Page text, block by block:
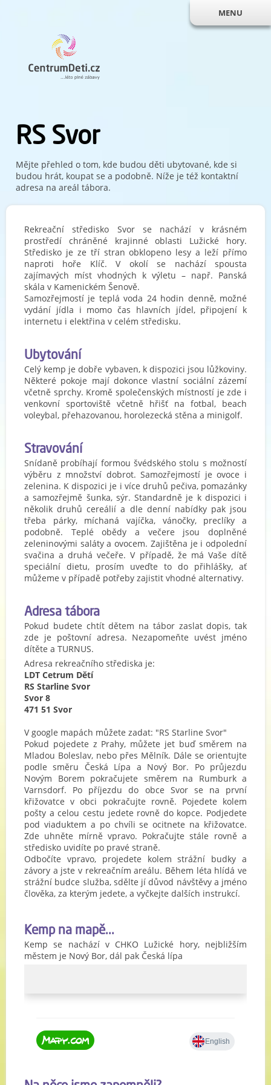
MENU
RS Svor
Mějte přehled o tom, kde budou děti ubytované, kde si
budou hrát, koupat se a podobně. Níže je též kontaktní
adresa na areál tábora.
Rekreační středisko Svor se nachází v krásném
prostředí chráněné krajinné oblasti Lužické hory.
Středisko je ze tří stran obklopeno lesy a leží přímo
naproti hoře Klíč. V okolí se nachází spousta
zajímavých míst vhodných k výletu – např. Panská
skála v Kamenickém Šenově.
Samozřejmostí je teplá voda 24 hodin denně, možné
vydání jídla i momo čas hlavních jídel, připojení k
internetu i elektřina v celém středisku.
Ubytování
Celý kemp je dobře vybaven, k dispozici jsou lůžkoviny.
Některé pokoje mají dokonce vlastní sociální zázemí
včetně sprchy. Kromě společenských místností je zde i
venkovní sportoviště včetně hřišť na fotbal, beach
voleybal, přehazovanou, horolezecká stěna a minigolf.
Stravování
Snídaně probíhají formou švédského stolu s možností
výběru z množství dobrot. Samozřejmostí je ovoce i
zelenina. K dispozici je i více druhů pečiva, pomazánky
a samozřejmě šunka, sýr. Standardně je k dispozici i
několik druhů cereálií a dle denní nabídky pak jsou
třeba párky, míchaná vajíčka, vánočky, preclíky a
podobně. Teplé obědy a večere jsou doplněné
zeleninovými saláty a ovocem. Zajištěna je i odpolední
svačina a druhá večeře. V případě, že má Vaše dítě
speciální dietu, prosím uveďte to do přihlášky, ať
můžeme v případě potřeby zajistit vhodné alternativy.
Adresa tábora
Pokud budete chtít dětem na tábor zaslat dopis, tak
zde je poštovní adresa. Nezapomeňte uvést jméno
dítěte a TURNUS.
Adresa rekreačního střediska je:
LDT Cetrum Dětí
RS Starline Svor
Svor 8
471 51 Svor
V google mapách můžete zadat: "RS Starline Svor"
Pokud pojedete z Prahy, můžete jet buď směrem na
Mladou Boleslav, nebo přes Mělník. Dále se orientujte
podle směru Česká Lípa a Nový Bor. Po průjezdu
Novým Borem pokračujete směrem na Rumburk a
Varnsdorf. Po příjezdu do obce Svor se na první
křižovatce v obci pokračujte rovně. Pojedete kolem
pošty a celou cestu jedete rovně do kopce. Podjedete
pod viaduktem a po chvíli se ocitnete na křižovatce.
Zde uhněte mírně vpravo. Pokračujte stále rovně a
středisko uvidíte po pravé straně.
Odbočíte vpravo, projedete kolem strážní budky a
závory a jste v rekreačním areálu. Během léta hlídá ve
strážní budce služba, sdělte jí důvod návštěvy a jméno
člověka, za kterým jedete, a vyčkejte dalších instrukcí.
Kemp na mapě...
Kemp se nachází v CHKO Lužické hory, nejbližším
městem je Nový Bor, dál pak Česká lípa